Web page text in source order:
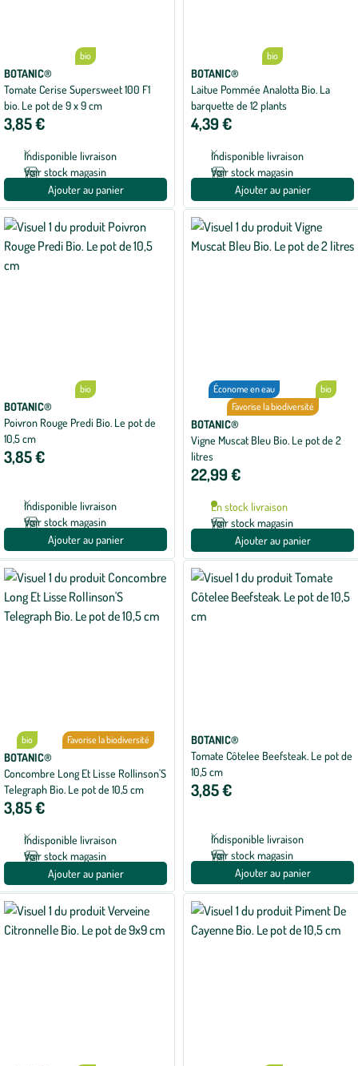
bio
BOTANIC®
Tomate Cerise Supersweet 100 F1
bio. Le pot de 9 x 9 cm
3,85 €
Indisponible livraison
Voir stock magasin
Ajouter au panier
bio
BOTANIC®
Laitue Pommée Analotta Bio. La
barquette de 12 plants
4,39 €
Indisponible livraison
Voir stock magasin
Ajouter au panier
bio
BOTANIC®
Poivron Rouge Predi Bio. Le pot de
10,5 cm
3,85 €
Indisponible livraison
Voir stock magasin
Ajouter au panier
Économe en eau
bio
Favorise la biodiversité
BOTANIC®
Vigne Muscat Bleu Bio. Le pot de 2
litres
22,99 €
En stock livraison
Voir stock magasin
Ajouter au panier
bio Favorise la biodiversité
BOTANIC®
Concombre Long Et Lisse Rollinson'S
Telegraph Bio. Le pot de 10,5 cm
3,85 €
Indisponible livraison
Voir stock magasin
Ajouter au panier
BOTANIC®
Tomate Côtelee Beefsteak. Le pot de
10,5 cm
3,85 €
Indisponible livraison
Voir stock magasin
Ajouter au panier